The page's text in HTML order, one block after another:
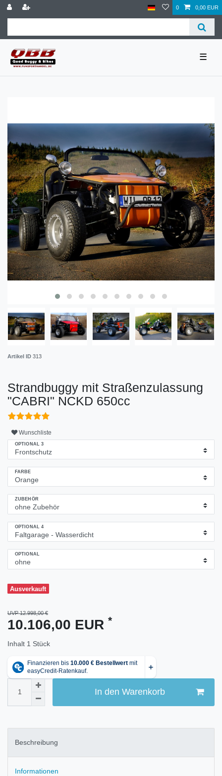
0 0,00 EUR
☰
Artikel ID 313
Strandbuggy mit Straßenzulassung
"CABRI" NCKD 650cc
Wunschliste
OPTIONAL 3
FARBE
ZUBEHÖR
OPTIONAL 4
OPTIONAL
Ausverkauft
UVP 12.998,00 €
10.106,00 EUR *
Inhalt 1 Stück
In den Warenkorb
Beschreibung
Informationen